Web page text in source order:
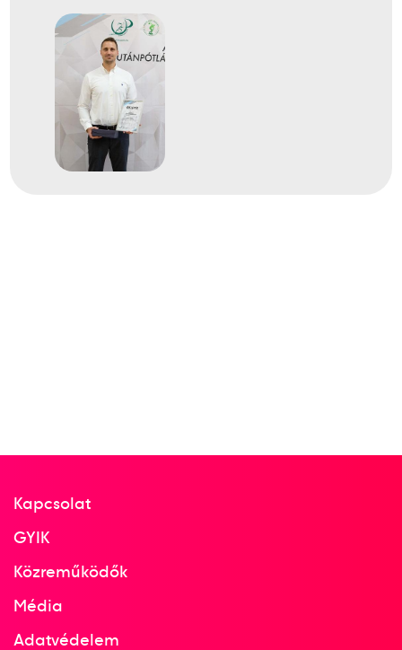
Kapcsolat
GYIK
Közreműködők
Média
Adatvédelem